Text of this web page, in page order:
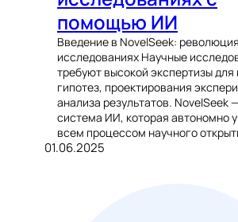
помощью ИИ
Введение в NovelSeek:
исследованиях Научные
требуют высокой экспертизы для
гипотез, проектирования
анализа результатов. NovelSeek
система ИИ, которая автономно
всем процессом научного
01.06.2025